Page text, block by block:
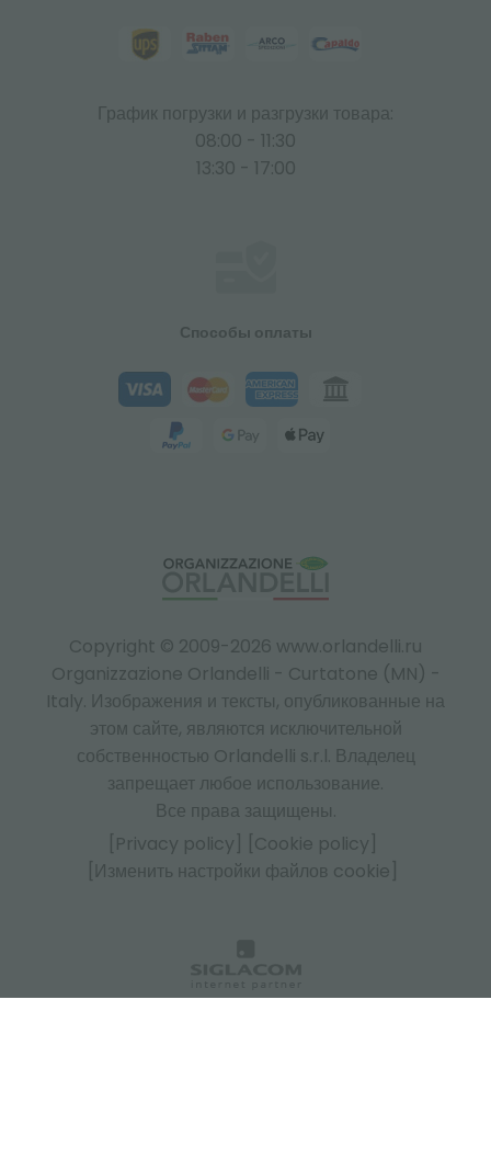
Copyright © 2009-2026 www.orlandelli.ru
Organizzazione Orlandelli - Curtatone (MN) -
Italy. Изображения и тексты, опубликованные на
этом сайте, являются исключительной
собственностью Orlandelli s.r.l. Владелец
запрещает любое использование.
Все права защищены.
[Privacy policy]
[Cookie policy]
[Изменить настройки файлов cookie]
График погрузки и разгрузки товара:
08:00 - 11:30
13:30 - 17:00
Способы оплаты